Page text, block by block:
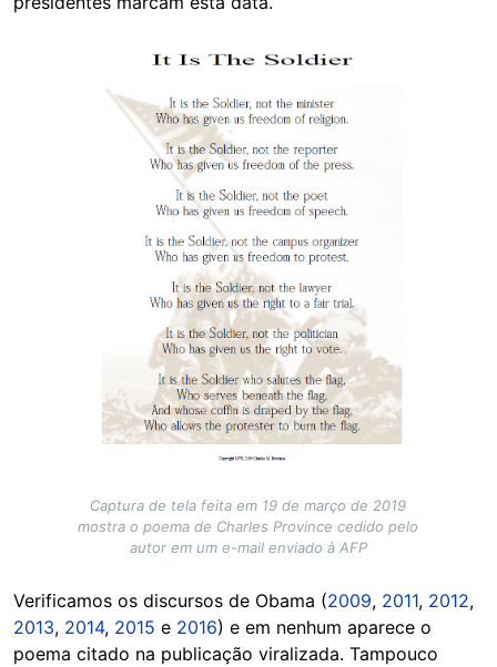
Captura de tela feita em 19 de março de 2019
mostra o poema de Charles Province cedido pelo
autor em um e-mail enviado à AFP
Verificamos os discursos de Obama (2009, 2011, 2012,
2013, 2014, 2015 e 2016) e em nenhum aparece o
poema citado na publicação viralizada. Tampouco